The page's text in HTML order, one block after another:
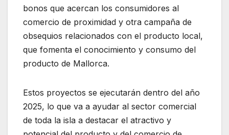
bonos que acercan los consumidores al
comercio de proximidad y otra campaña de
obsequios relacionados con el producto local,
que fomenta el conocimiento y consumo del
producto de Mallorca.
Estos proyectos se ejecutarán dentro del año
2025, lo que va a ayudar al sector comercial
de toda la isla a destacar el atractivo y